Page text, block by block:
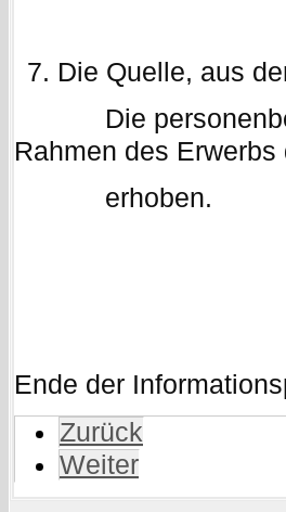
Die Quelle, aus
Die
Rahmen des
erhoben.
Ende der
Zurück
Weiter